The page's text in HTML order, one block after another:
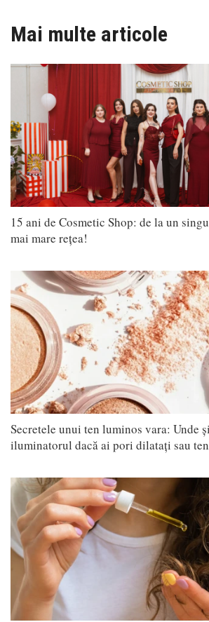
Mai multe articole
15 ani de Cosmetic Shop: de la un
mai mare rețea!
Secretele unui ten luminos vara: Unde
iluminatorul dacă ai pori dilatați sau